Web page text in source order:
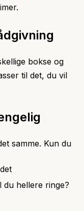
bokse og
til det, du vil
samme. Kun du
du hellere ringe?